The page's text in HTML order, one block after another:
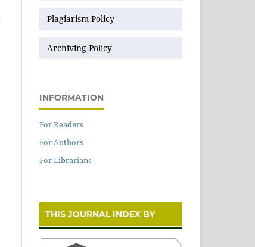
Plagiarism Policy
Archiving Policy
INFORMATION
For Readers
For Authors
For Librarians
THIS JOURNAL INDEX BY